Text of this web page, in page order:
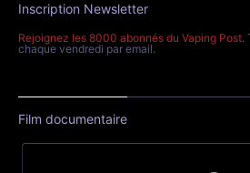
Inscription Newsletter
Rejoignez les 8000 abonnés du Vaping Post.
chaque vendredi par email.
Film documentaire